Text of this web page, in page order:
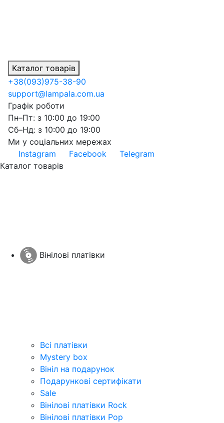
Каталог товарів
+38(093)975-38-90
support@lampala.com.ua
Графік роботи
Пн–Пт: з 10:00 до 19:00
Сб–Нд: з 10:00 до 19:00
Ми у соціальних мережах
Instagram
Facebook
Telegram
Каталог товарів
Вінілові платівки
Всі платівки
Mystery box
Вініл на подарунок
Подарункові сертифікати
Sale
Вінілові платівки Rock
Вінілові платівки Pop